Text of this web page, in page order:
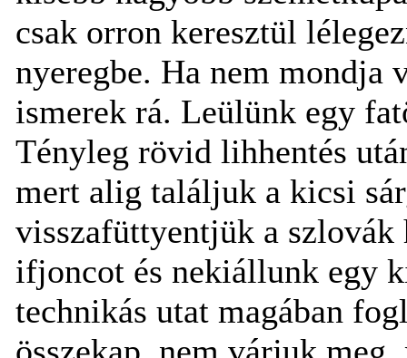
csak orron keresztül
nyeregbe. Ha nem mondja
ismerek rá. Leülünk egy
Tényleg rövid lihhentés
mert alig találjuk a kicsi
visszafüttyentjük a szlovák
ifjoncot és nekiállunk egy
technikás utat magában